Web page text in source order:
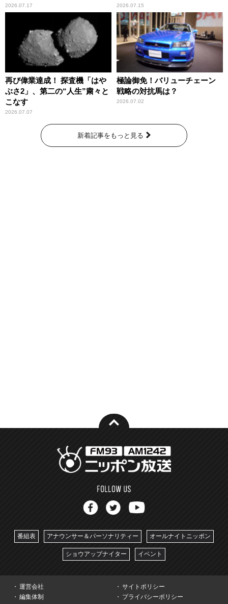
2026.07.17 2026.07.15
再び偉業達成！ 探査機「はや
ぶさ2」、第二の“人生”粛々と
こなす
2026.07.07
極論御免！バリューチェーン
戦略の対抗馬は？
2026.07.02
新着記事をもっと見る
番組表 アナウンサー＆パーソナリティー オールナイトニッポン
ショウアップナイター イベント
運営会社
サイトポリシー
編集体制
プライバシーポリシー